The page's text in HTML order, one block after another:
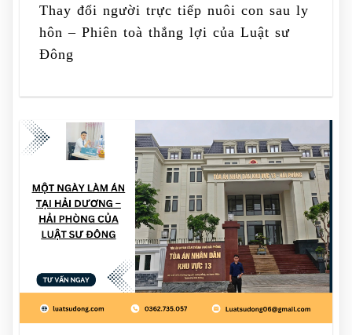
Thay đổi người trực tiếp nuôi con sau ly
hôn – Phiên toà thắng lợi của Luật sư
Đông